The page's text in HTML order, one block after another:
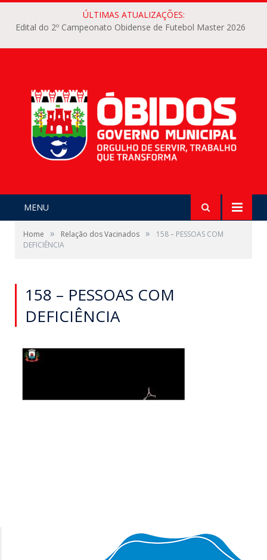
ÚLTIMAS ATUALIZAÇÕES:
Edital do 2º Campeonato Obidense de Futebol Master 2026
MENU
Home » Relação dos Vacinados »
158 – PESSOAS COM
DEFICIÊNCIA
158 – PESSOAS COM
DEFICIÊNCIA